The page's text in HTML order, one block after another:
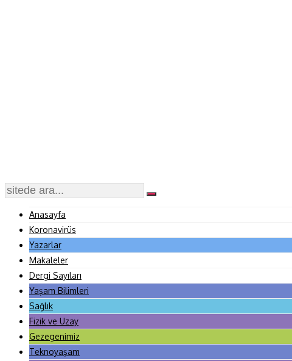
Anasayfa
Koronavirüs
Yazarlar
Makaleler
Dergi Sayıları
Yaşam Bilimleri
Sağlık
Fizik ve Uzay
Gezegenimiz
Teknoyaşam